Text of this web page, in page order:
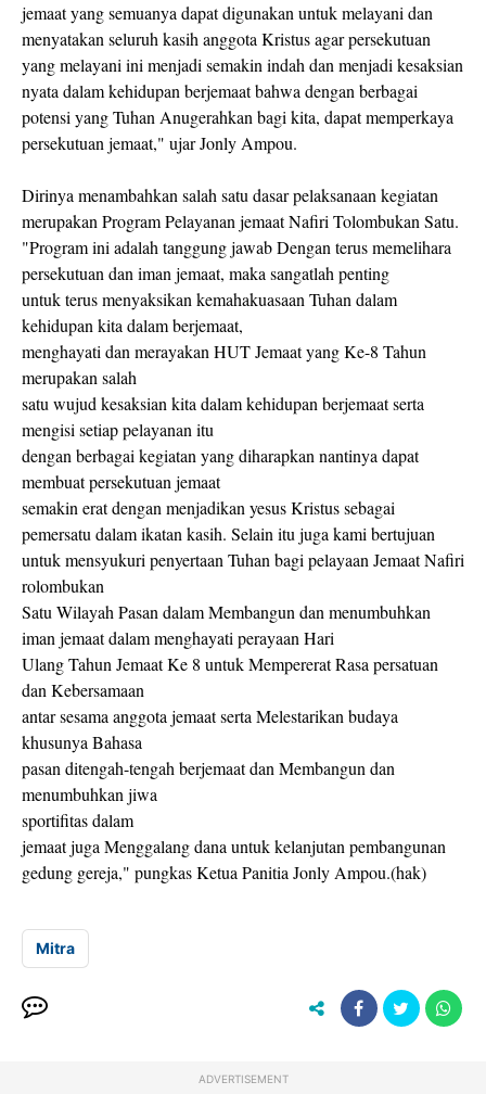
jemaat yang semuanya dapat digunakan untuk melayani dan
menyatakan seluruh kasih anggota Kristus agar persekutuan
yang melayani ini menjadi semakin indah dan menjadi kesaksian
nyata dalam kehidupan berjemaat bahwa dengan berbagai
potensi yang Tuhan Anugerahkan bagi kita, dapat memperkaya
persekutuan jemaat," ujar Jonly Ampou.
Dirinya menambahkan salah satu dasar pelaksanaan kegiatan
merupakan Program Pelayanan jemaat Nafiri Tolombukan Satu.
"Program ini adalah tanggung jawab Dengan terus memelihara
persekutuan dan iman jemaat, maka sangatlah penting
untuk terus menyaksikan kemahakuasaan Tuhan dalam
kehidupan kita dalam berjemaat,
menghayati dan merayakan HUT Jemaat yang Ke-8 Tahun
merupakan salah
satu wujud kesaksian kita dalam kehidupan berjemaat serta
mengisi setiap pelayanan itu
dengan berbagai kegiatan yang diharapkan nantinya dapat
membuat persekutuan jemaat
semakin erat dengan menjadikan yesus Kristus sebagai
pemersatu dalam ikatan kasih. Selain itu juga kami bertujuan
untuk mensyukuri penyertaan Tuhan bagi pelayaan Jemaat Nafiri
rolombukan
Satu Wilayah Pasan dalam Membangun dan menumbuhkan
iman jemaat dalam menghayati perayaan Hari
Ulang Tahun Jemaat Ke 8 untuk Mempererat Rasa persatuan
dan Kebersamaan
antar sesama anggota jemaat serta Melestarikan budaya
khusunya Bahasa
pasan ditengah-tengah berjemaat dan Membangun dan
menumbuhkan jiwa
sportifitas dalam
jemaat juga Menggalang dana untuk kelanjutan pembangunan
gedung gereja," pungkas Ketua Panitia Jonly Ampou.(hak)
Mitra
ADVERTISEMENT